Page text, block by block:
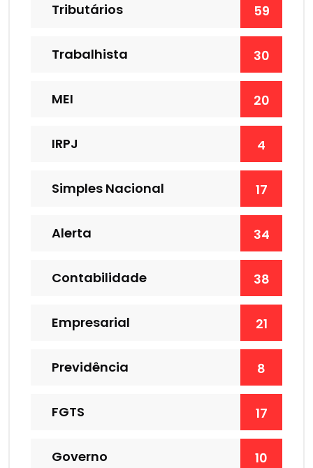
Tributários 59
Trabalhista 30
MEI 20
IRPJ 4
Simples Nacional 17
Alerta 34
Contabilidade 38
Empresarial 21
Previdência 8
FGTS 17
Governo 10